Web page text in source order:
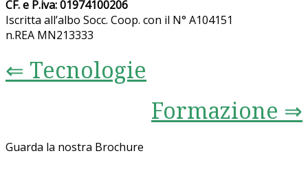
CF. e P.iva: 01974100206
Iscritta all’albo Socc. Coop. con il N° A104151
n.REA MN213333
⇐ Tecnologie
Formazione ⇒
Guarda la nostra Brochure